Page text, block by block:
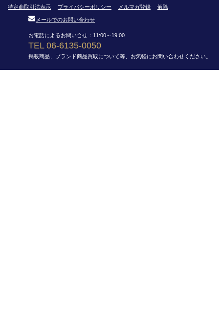
特定商取引法表示
プライバシーポリシー メルマガ登録 解除
メールでのお問い合わせ
お電話によるお問い合せ：11:00～19:00
TEL 06-6135-0050
掲載商品、ブランド商品買取について等、お気軽にお問い合わせください。